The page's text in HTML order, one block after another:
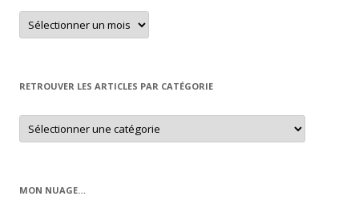
Retrouver
un
article
RETROUVER LES ARTICLES PAR CATÉGORIE
Retrouver
les
articles
MON NUAGE…